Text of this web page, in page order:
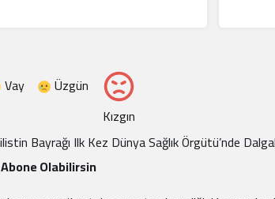
Vay
Üzgün
Kızgın
Bayrağı Ilk Kez Dünya Sağlık Örgütü’nde
Olabilirsin